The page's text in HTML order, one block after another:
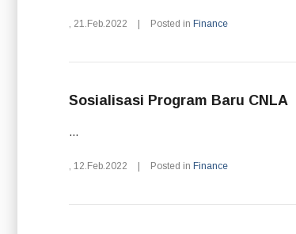
, 21.Feb.2022 Posted in Finance
Sosialisasi Program Baru CNLA
...
, 12.Feb.2022 Posted in Finance